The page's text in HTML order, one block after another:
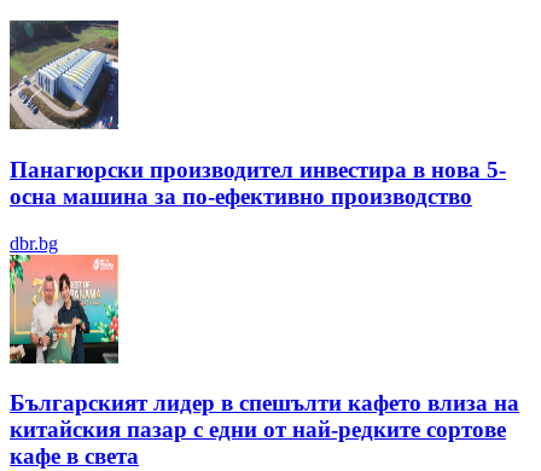
Панагюрски производител инвестира в нова 5-
осна машина за по-ефективно производство
dbr.bg
Българският лидер в спешълти кафето влиза на
китайския пазар с едни от най-редките сортове
кафе в света